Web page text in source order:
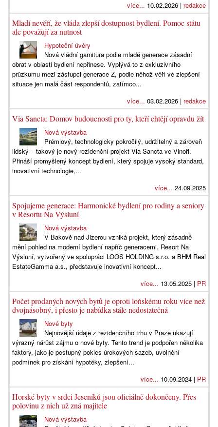
více... 10.02.2026 | redakce
Mladí nevěří, že vláda zlepší dostupnost bydlení. Pomoc státu
ale považují za nutnost
Hypoteční úvěry
Nová vládní garnitura podle mladé generace zásadní
obrat v oblasti bydlení nepřinese. Vyplývá to z exkluzivního
průzkumu mezi zástupci generace Z, podle něhož věří ve zlepšení
situace jen malá část respondentů, zatímco...
více... 03.02.2026 | redakce
Via Sancta: Domov budoucnosti pro ty, kteří chtějí opravdu žít
Nová výstavba
Prémiový, technologicky pokročilý, udržitelný a zároveň
lidský – takový je nový rezidenční projekt Via Sancta ve Vinoři.
Přináší promyšlený koncept bydlení, který spojuje vysoký standard,
inovativní technologie,...
více... 24.09.2025
Spojujeme generace: Harmonické bydlení pro rodiny a seniory
v Resortu Na Výsluní
Nová výstavba
V Bakově nad Jizerou vzniká projekt, který zásadně
mění pohled na moderní bydlení napříč generacemi. Resort Na
Výsluní, vytvořený ve spolupráci LOOS HOLDING s.r.o. a BHM Real
EstateGamma a.s., představuje inovativní koncept...
více... 13.05.2025 | PR
Počet prodaných nových bytů je oproti loňskému roku více než
dvojnásobný, i přesto je nabídka stále nedostatečná
Nové byty
Nejnovější údaje z rezidenčního trhu v Praze ukazují
výrazný nárůst zájmu o nové byty. Tento trend je podpořen několika
faktory, jako je postupný pokles úrokových sazeb, uvolnění
podmínek pro získání hypotéky, zlepšení...
více... 10.09.2024 | PR
Horské byty v srdci Jeseníků jsou oficiálně dokončeny. Přes
polovinu z nich už zná majitele
Nová výstavba